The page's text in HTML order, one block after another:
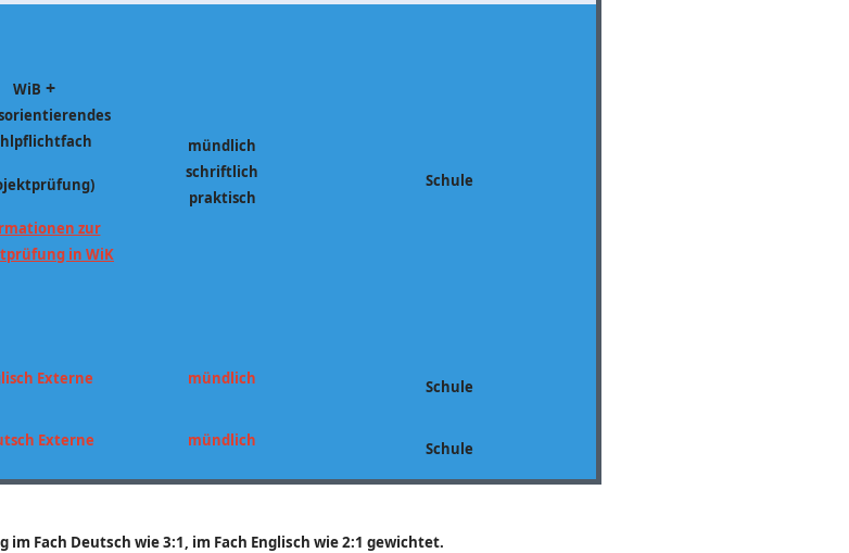
WiB +
zur
in WiK
mündlich
schriftlich
praktisch
Schule
Externe mündlich Schule
Externe mündlich Schule
Fach Deutsch wie 3:1, im Fach Englisch wie 2:1 gewichtet.